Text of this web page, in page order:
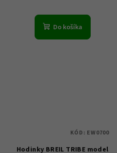
Do košíka
Hodinky BREIL TRIBE model
KÓD: EW0700